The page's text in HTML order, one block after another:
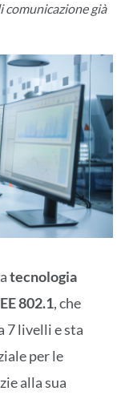
comunicazione già
tecnologia
802.1, che
7 livelli e sta
per le
alla sua